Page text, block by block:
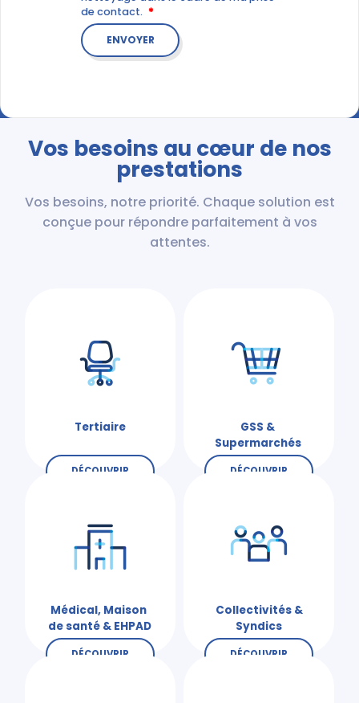
de contact.
Vos besoins au cœur de nos
prestations
Vos besoins, notre priorité. Chaque solution est
conçue pour répondre parfaitement à vos
attentes.
Tertiaire
DÉCOUVRIR
GSS &
Supermarchés
DÉCOUVRIR
Médical, Maison
de santé & EHPAD
DÉCOUVRIR
Collectivités &
Syndics
DÉCOUVRIR